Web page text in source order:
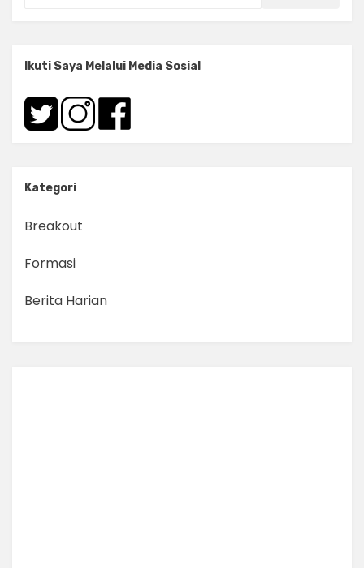
Ikuti Saya Melalui Media Sosial
Kategori
Breakout
Formasi
Berita Harian